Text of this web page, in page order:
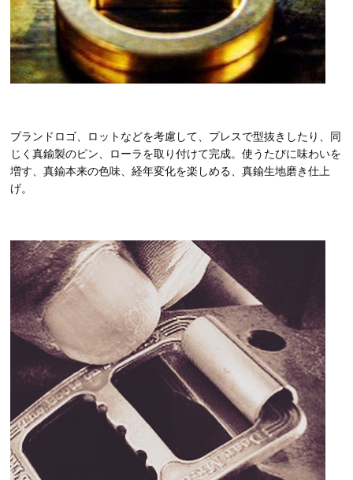
ブランドロゴ、ロットなどを考慮して、プレスで型抜きしたり、同
じく真鍮製のピン、ローラを取り付けて完成。使うたびに味わいを
増す、真鍮本来の色味、経年変化を楽しめる、真鍮生地磨き仕上
げ。